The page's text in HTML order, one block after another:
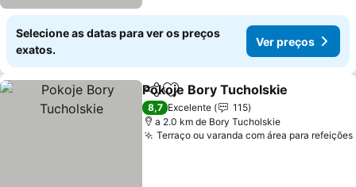
Selecione as datas para ver os preços
exatos.
Ver preços
PartilharAdicionar aos favoritos
Pokoje Bory Tucholskie
8,7 Excelente
115
a 2.0 km de Bory Tucholskie
Terraço ou varanda com área para refeições